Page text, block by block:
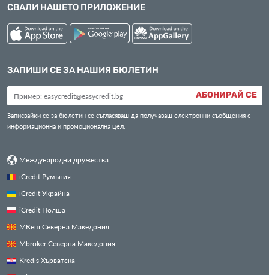
СВАЛИ НАШЕТО ПРИЛОЖЕНИЕ
ЗАПИШИ СЕ ЗА НАШИЯ БЮЛЕТИН
АБОНИРАЙ СЕ
Записвайки се за бюлетин се съгласяваш да получаваш електронни съобщения с
информационна и промоционална цел.
Международни дружества
iCredit Румъния
iCredit Украйна
iCredit Полша
МКеш Северна Македония
Mbroker Северна Македония
Kredis Хърватска